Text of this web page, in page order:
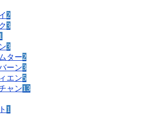
2
3
3
ター2
ーン3
エン5
ャン13
1